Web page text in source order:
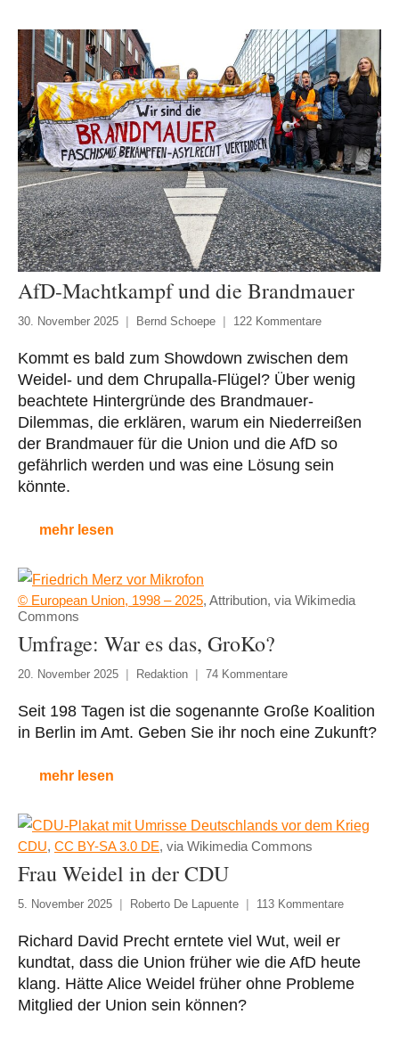
AfD-Machtkampf und die Brandmauer
30. November 2025 Bernd Schoepe 122 Kommentare
Kommt es bald zum Showdown zwischen dem
Weidel- und dem Chrupalla-Flügel? Über wenig
beachtete Hintergründe des Brandmauer-
Dilemmas, die erklären, warum ein Niederreißen
der Brandmauer für die Union und die AfD so
gefährlich werden und was eine Lösung sein
könnte.
mehr lesen
© European Union, 1998 – 2025, Attribution, via Wikimedia
Commons
Umfrage: War es das, GroKo?
20. November 2025 Redaktion 74 Kommentare
Seit 198 Tagen ist die sogenannte Große Koalition
in Berlin im Amt. Geben Sie ihr noch eine Zukunft?
mehr lesen
CDU, CC BY-SA 3.0 DE, via Wikimedia Commons
Frau Weidel in der CDU
5. November 2025 Roberto De Lapuente 113 Kommentare
Richard David Precht erntete viel Wut, weil er
kundtat, dass die Union früher wie die AfD heute
klang. Hätte Alice Weidel früher ohne Probleme
Mitglied der Union sein können?